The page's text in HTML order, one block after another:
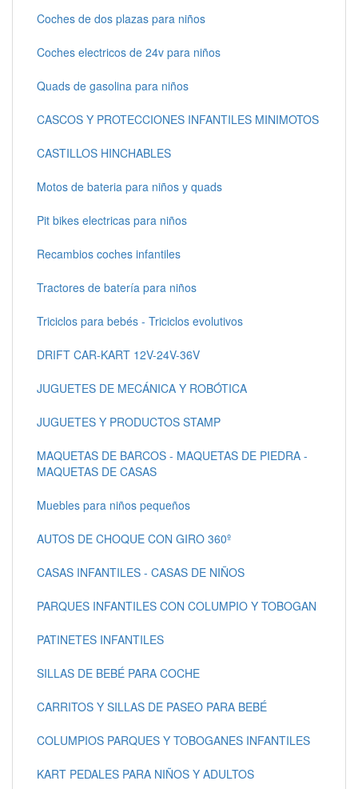
Coches de dos plazas para niños
Coches electricos de 24v para niños
Quads de gasolina para niños
CASCOS Y PROTECCIONES INFANTILES MINIMOTOS
CASTILLOS HINCHABLES
Motos de bateria para niños y quads
Pit bikes electricas para niños
Recambios coches infantiles
Tractores de batería para niños
Triciclos para bebés - Triciclos evolutivos
DRIFT CAR-KART 12V-24V-36V
JUGUETES DE MECÁNICA Y ROBÓTICA
JUGUETES Y PRODUCTOS STAMP
MAQUETAS DE BARCOS - MAQUETAS DE PIEDRA -
MAQUETAS DE CASAS
Muebles para niños pequeños
AUTOS DE CHOQUE CON GIRO 360º
CASAS INFANTILES - CASAS DE NIÑOS
PARQUES INFANTILES CON COLUMPIO Y TOBOGAN
PATINETES INFANTILES
SILLAS DE BEBÉ PARA COCHE
CARRITOS Y SILLAS DE PASEO PARA BEBÉ
COLUMPIOS PARQUES Y TOBOGANES INFANTILES
KART PEDALES PARA NIÑOS Y ADULTOS